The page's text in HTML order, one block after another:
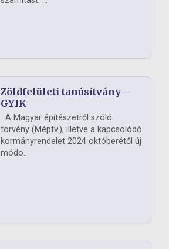
Zöldfelületi tanúsítvány –
GYIK
A Magyar építészetről szóló
törvény (Méptv.), illetve a kapcsolódó
kormányrendelet 2024 októberétől új
módo...